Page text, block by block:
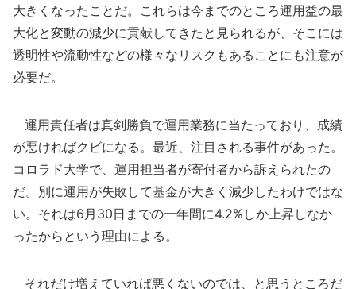
大きくなったことだ。これらは今までのところ運用益の最
大化と変動の減少に貢献してきたと見られるが、そこには
透明性や流動性などの様々なリスクもあることにも注意が
必要だ。
運用責任者は真剣勝負で運用業務に当たっており、成績
が悪ければクビになる。最近、注目される事件があった。
コロラド大学で、運用担当者が寄付者から訴えられたの
だ。別に運用が失敗して基金が大きく減少したわけではな
い。それは6月30日までの一年間に4.2%しか上昇しなか
ったからという理由による。
それだけ増えていれば悪くないのでは、と思うところだ